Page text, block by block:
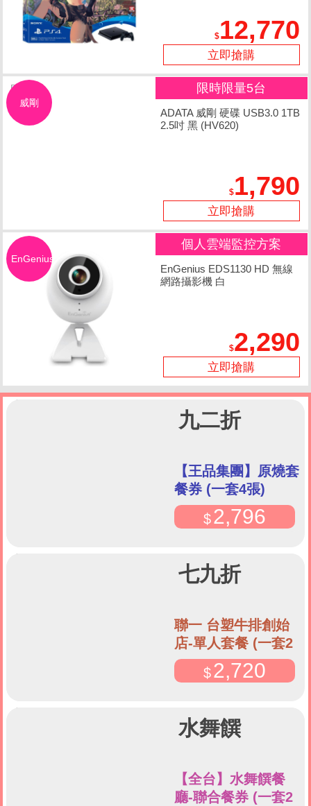
12,770
立即搶購
威剛
限時限量5台
ADATA 威剛 硬碟 USB3.0 1TB
2.5吋 黑 (HV620)
1,790
立即搶購
EnGenius
個人雲端監控方案
EnGenius EDS1130 HD 無線
網路攝影機 白
2,290
立即搶購
九二折
【王品集團】原燒套
餐券 (一套4張)
2,796
七九折
聯一 台塑牛排創始
店-單人套餐 (一套2
張)
2,720
水舞饌
【全台】水舞饌餐
廳-聯合餐券 (一套2